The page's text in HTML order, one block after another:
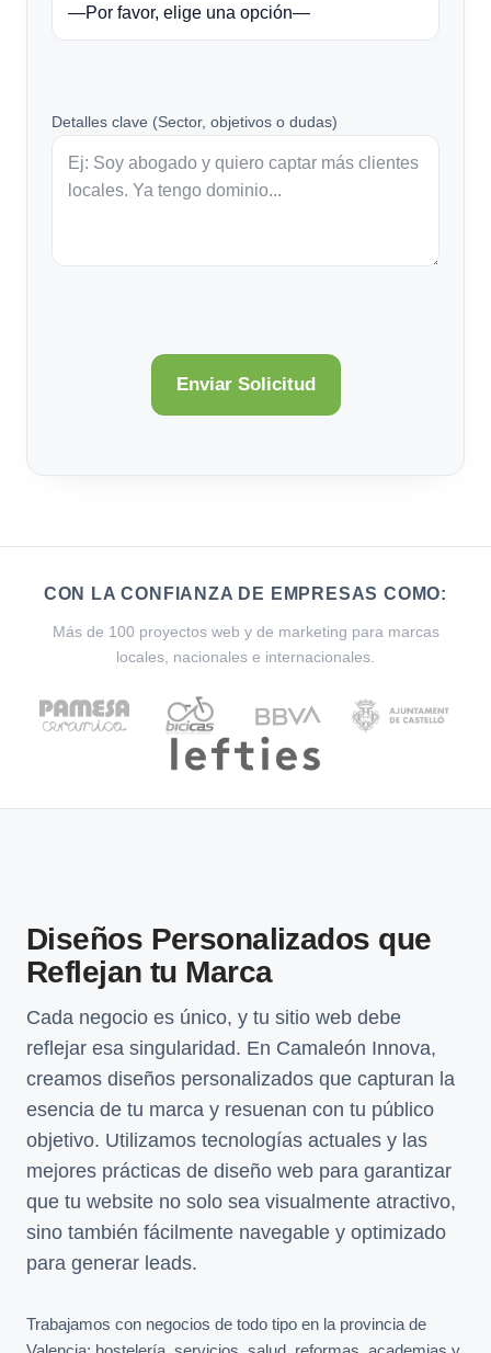
Detalles clave (Sector, objetivos o dudas)
CON LA CONFIANZA DE EMPRESAS COMO:
Más de 100 proyectos web y de marketing para marcas
locales, nacionales e internacionales.
Diseños Personalizados que
Reflejan tu Marca
Cada negocio es único, y tu sitio web debe
reflejar esa singularidad. En Camaleón Innova,
creamos diseños personalizados que capturan la
esencia de tu marca y resuenan con tu público
objetivo. Utilizamos tecnologías actuales y las
mejores prácticas de diseño web para garantizar
que tu website no solo sea visualmente atractivo,
sino también fácilmente navegable y optimizado
para generar leads.
Trabajamos con negocios de todo tipo en la provincia de